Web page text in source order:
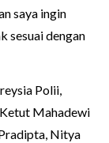
saya ingin
sesuai dengan
Polii,
Mahadewi
Nitya